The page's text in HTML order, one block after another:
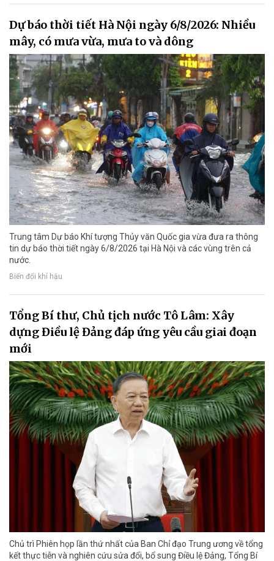
Dự báo thời tiết Hà Nội ngày 6/8/2026: Nhiều
mây, có mưa vừa, mưa to và dông
Trung tâm Dự báo Khí tượng Thủy văn Quốc gia vừa đưa ra thông
tin dự báo thời tiết ngày 6/8/2026 tại Hà Nội và các vùng trên cả
nước.
Biến đổi khí hậu
Tổng Bí thư, Chủ tịch nước Tô Lâm: Xây
dựng Điều lệ Đảng đáp ứng yêu cầu giai đoạn
mới
Chủ trì Phiên họp lần thứ nhất của Ban Chỉ đạo Trung ương về tổng
kết thực tiễn và nghiên cứu sửa đổi, bổ sung Điều lệ Đảng, Tổng Bí